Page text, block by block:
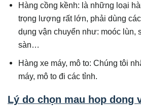
Hàng cồng kềnh: là những loại
trọng lượng rất lớn, phải dùng
dụng vận chuyển như: moóc lùn,
sàn…
Hàng xe máy, mô to: Chúng tôi
máy, mô to đi các tỉnh.
Lý do chọn mau hop dong